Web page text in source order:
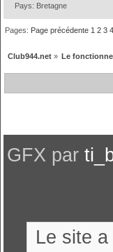
Pays: Bretagne
Pages: Page précédente 1 2 3 4
Club944.net» Le
GFX par
Le site